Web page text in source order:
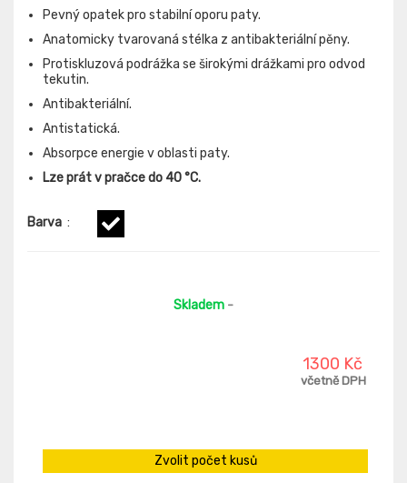
Pevný opatek pro stabilní oporu paty.
Anatomicky tvarovaná stélka z antibakteriální pěny.
Protiskluzová podrážka se širokými drážkami pro odvod
tekutin.
Antibakteriální.
Antistatická.
Absorpce energie v oblasti paty.
Lze prát v pračce do 40 °C.
Barva :
Skladem -
1300 Kč
včetně DPH
Zvolit počet kusů